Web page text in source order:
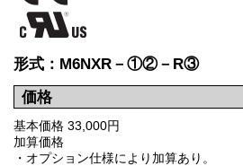
形式：M6NXR－①②－R③
価格
基本価格 33,000円
加算価格
・オプション仕様により加算あり。